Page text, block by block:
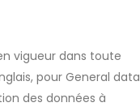
vigueur dans toute
pour General data
des données à